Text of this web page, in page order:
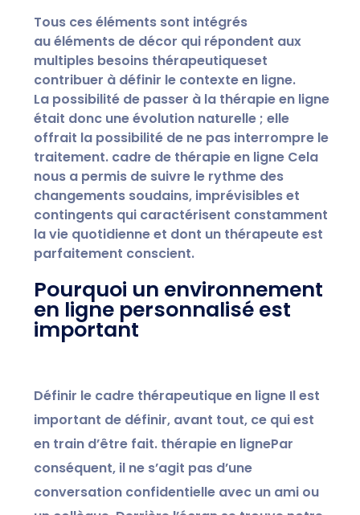
Tous ces éléments sont intégrés
auéléments de décor qui répondent aux
multiples besoins thérapeutiqueset
contribuer à définir le contexte en ligne.
La possibilité de passer à la thérapie en ligne
était donc une évolution naturelle ; elle
offrait la possibilité de ne pas interrompre le
traitement. cadre de thérapie en ligne Cela
nous a permis de suivre le rythme des
changements soudains, imprévisibles et
contingents qui caractérisent constamment
la vie quotidienne et dont un thérapeute est
parfaitement conscient.
Pourquoi un environnement
en ligne personnalisé est
important
Définir le cadre thérapeutique en ligne Il est
important de définir, avant tout, ce qui est
en train d’être fait. thérapie en lignePar
conséquent, il ne s’agit pas d’une
conversation confidentielle avec un ami ou